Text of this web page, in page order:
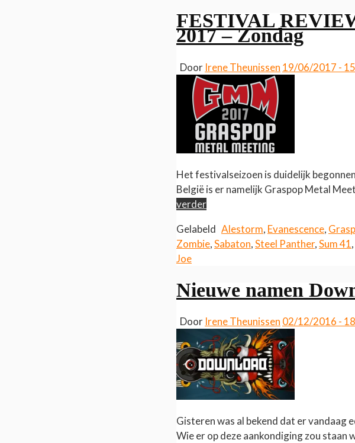
FESTIVAL
2017 – Zondag
Door Irene Theunissen 19/06/2017 -
Het festivalseizoen is duidelijk
België is er namelijk Graspop Metal
verder
Gelabeld Alestorm, Evanescence,
Zombie,Sabaton,Steel Panther,Sum 41,
Joe
Nieuwe namen
Door Irene Theunissen 02/12/2016 -
Gisteren was al bekend dat er vandaag
Wie er op deze aankondiging zou staan